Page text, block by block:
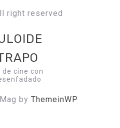
right reserved
cine con
by ThemeinWP